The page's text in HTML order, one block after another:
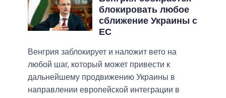
блокировать любое
сближение Украины с
ЕС
Венгрия заблокирует и наложит вето на
любой шаг, который может привести к
дальнейшему продвижению Украины в
направлении европейской интеграции в